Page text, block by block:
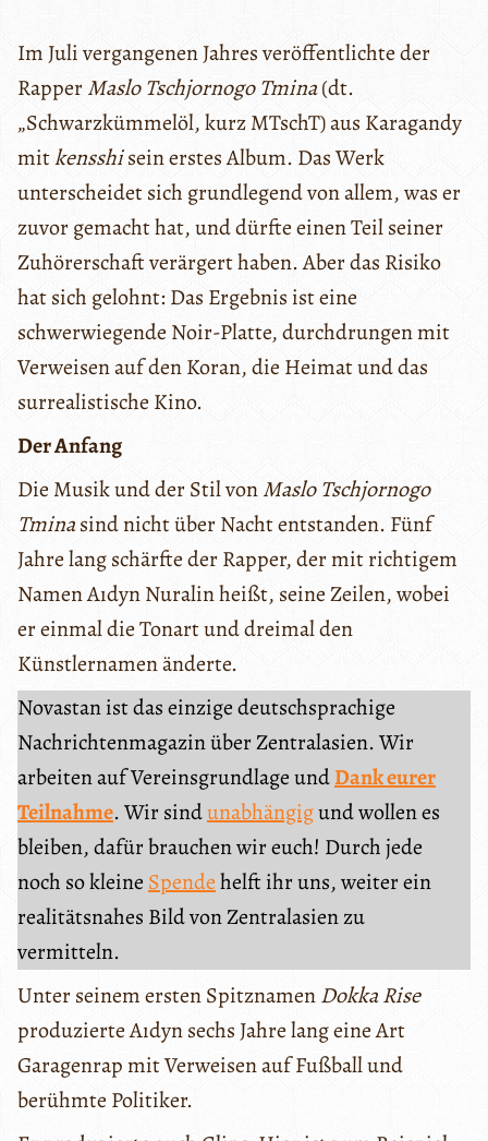
Im Juli vergangenen Jahres veröffentlichte der
RapperMaslo Tschjornogo Tmina(dt.
„Schwarzkümmelöl, kurz MTschT) aus Karagandy
mitkensshisein erstes Album. Das Werk
unterscheidet sich grundlegend von allem, was er
zuvor gemacht hat, und dürfte einen Teil seiner
Zuhörerschaft verärgert haben. Aber das Risiko
hat sich gelohnt: Das Ergebnis ist eine
schwerwiegende Noir-Platte, durchdrungen mit
Verweisen auf den Koran, die Heimat und das
surrealistische Kino.
Der Anfang
Die Musik und der Stil vonMaslo Tschjornogo
Tminasind nicht über Nacht entstanden. Fünf
Jahre lang schärfte der Rapper, der mit richtigem
Namen Aıdyn Nuralin heißt, seine Zeilen, wobei
er einmal die Tonart und dreimal den
Künstlernamen änderte.
Novastan ist das einzige deutschsprachige
Nachrichtenmagazin über Zentralasien. Wir
arbeiten auf Vereinsgrundlage undDank eurer
Teilnahme. Wir sindunabhängigund wollen es
bleiben, dafür brauchen wir euch! Durch jede
noch so kleineSpendehelft ihr uns, weiter ein
realitätsnahes Bild von Zentralasien zu
vermitteln.
Unter seinem ersten SpitznamenDokka Rise
produzierte Aıdyn sechs Jahre lang eine Art
Garagenrap mit Verweisen auf Fußball und
berühmte Politiker.